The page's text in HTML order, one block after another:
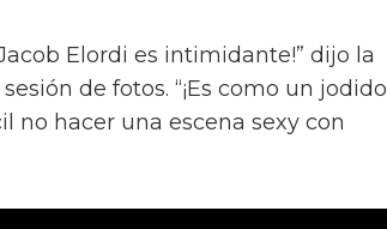
Elordi es intimidante!” dijo la
de fotos. “¡Es como un jodido
no hacer una escena sexy con